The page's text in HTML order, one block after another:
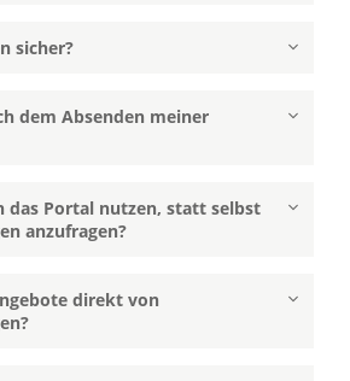
sicher?
dem Absenden meiner
das Portal nutzen, statt selbst
anzufragen?
direkt von